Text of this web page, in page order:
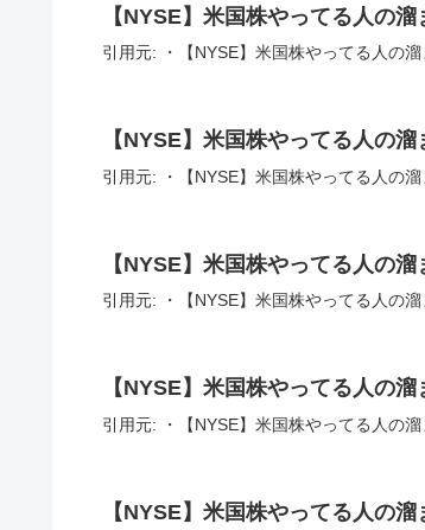
【NYSE】米国株やってる人の
引用元: ・【NYSE】米国株やってる人の溜
【NYSE】米国株やってる人の
引用元: ・【NYSE】米国株やってる人の溜
【NYSE】米国株やってる人の
引用元: ・【NYSE】米国株やってる人の溜
【NYSE】米国株やってる人の
引用元: ・【NYSE】米国株やってる人の溜
【NYSE】米国株やってる人の